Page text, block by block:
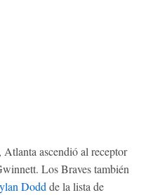
ascendió al receptor
Los Braves también
Doddde la lista de